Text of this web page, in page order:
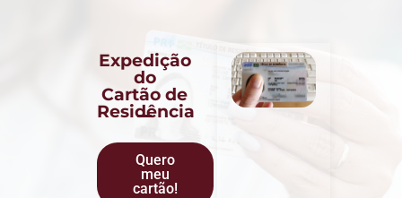
Expedição
do
Cartão de
Residência
Quero
meu
cartão!